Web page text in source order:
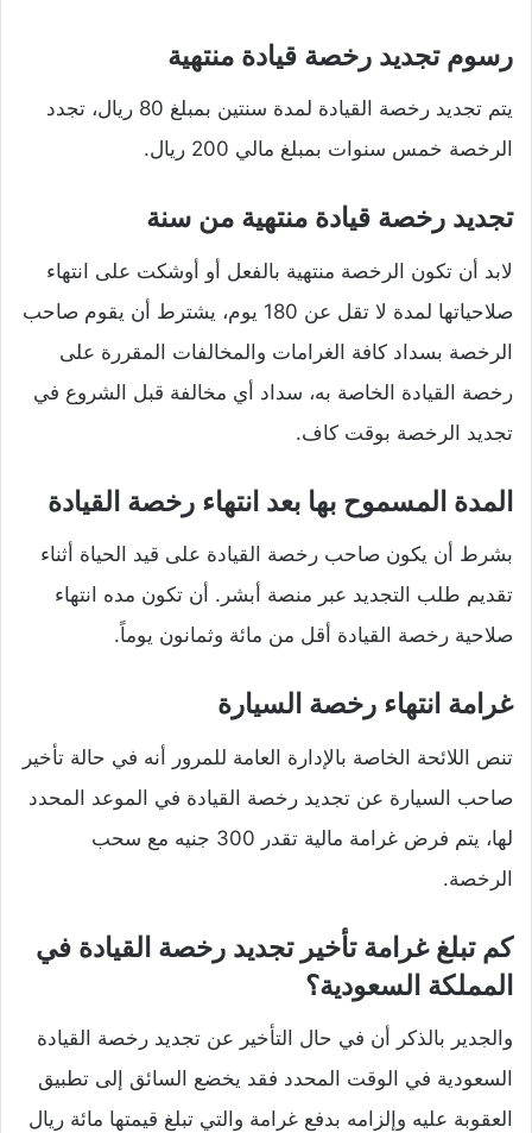
رسوم تجديد رخصة قيادة منتهية
يتم تجديد رخصة القيادة لمدة سنتين بمبلغ 80 ريال، تجدد
الرخصة خمس سنوات بمبلغ مالي 200 ريال.
تجديد رخصة قيادة منتهية من سنة
لابد أن تكون الرخصة منتهية بالفعل أو أوشكت على انتهاء
صلاحياتها لمدة لا تقل عن 180 يوم، يشترط أن يقوم صاحب
الرخصة بسداد كافة الغرامات والمخالفات المقررة على
رخصة القيادة الخاصة به، سداد أي مخالفة قبل الشروع في
تجديد الرخصة بوقت كاف.
المدة المسموح بها بعد انتهاء رخصة القيادة
بشرط أن يكون صاحب رخصة القيادة على قيد الحياة أثناء
تقديم طلب التجديد عبر منصة أبشر. أن تكون مده انتهاء
صلاحية رخصة القيادة أقل من مائة وثمانون يوماً.
غرامة انتهاء رخصة السيارة
تنص اللائحة الخاصة بالإدارة العامة للمرور أنه في حالة تأخير
صاحب السيارة عن تجديد رخصة القيادة في الموعد المحدد
لها، يتم فرض غرامة مالية تقدر 300 جنيه مع سحب
الرخصة.
كم تبلغ غرامة تأخير تجديد رخصة القيادة في
المملكة السعودية؟
والجدير بالذكر أن في حال التأخير عن تجديد رخصة القيادة
السعودية في الوقت المحدد فقد يخضع السائق إلى تطبيق
العقوبة عليه وإلزامه بدفع غرامة والتي تبلغ قيمتها مائة ريال